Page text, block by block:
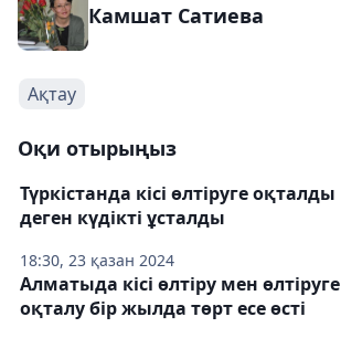
Камшат Сатиева
Ақтау
Оқи отырыңыз
18:30, 23 қазан 2024
Түркістанда кісі өлтіруге оқталды
деген күдікті ұсталды
Алматыда кісі өлтіру мен өлтіруге
оқталу бір жылда төрт есе өсті